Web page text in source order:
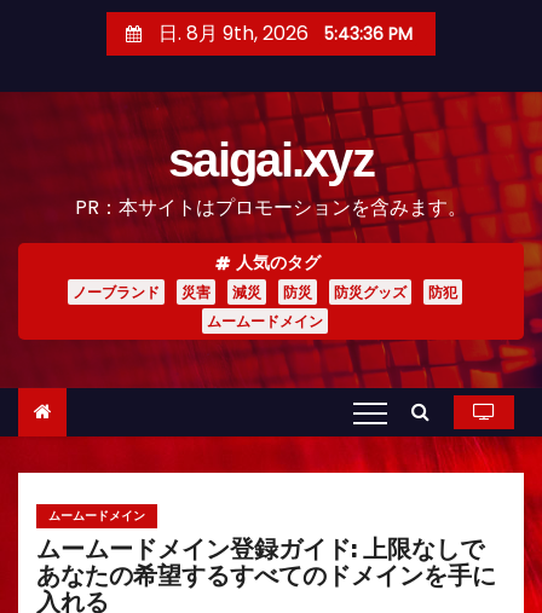
日. 8月 9th, 2026 5:43:38 PM
saigai.xyz
PR：本サイトはプロモーションを含みます。
人気のタグ
ノーブランド 災害 減災 防災 防災グッズ
防犯
ムームードメイン
ムームードメイン
ムームードメイン登録ガイド: 上限なしで
あなたの希望するすべてのドメインを手に
入れる